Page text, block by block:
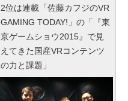
2位は連載「佐藤カフジのVR
GAMING TODAY!」の「『東
京ゲームショウ2015』で見
えてきた国産VRコンテンツ
の力と課題」